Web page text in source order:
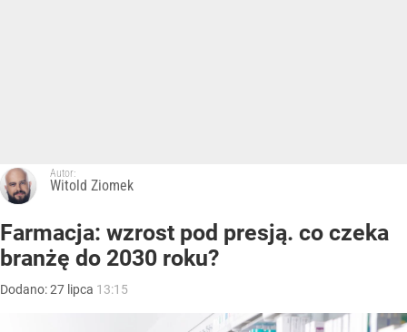
Autor:
Witold Ziomek
Farmacja: wzrost pod presją. co czeka
branżę do 2030 roku?
Dodano:27 lipca 13:15